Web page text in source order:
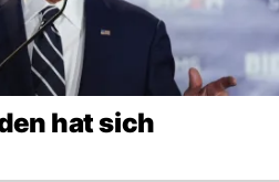
hat sich